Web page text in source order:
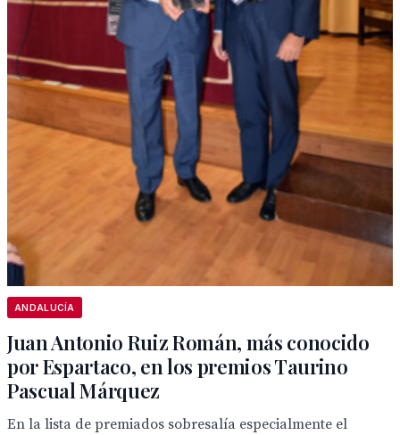
ANDALUCÍA
Juan Antonio Ruiz Román, más conocido
por Espartaco, en los premios Taurino
Pascual Márquez
En la lista de premiados sobresalía especialmente el